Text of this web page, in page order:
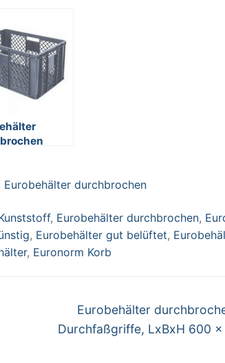
600 x 400 x
Eurobehälter durchbrochen
, Eurobehälter durchbrochen,
, Eurobehälter gut belüftet,
, Euronorm Korb
Nächster
Beitrag:
Eurobehälter
Durchfaßgriffe, LxBxH 600